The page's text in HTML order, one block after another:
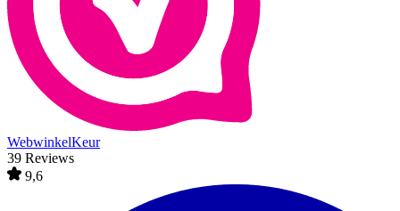
WebwinkelKeur
39 Reviews
9,6